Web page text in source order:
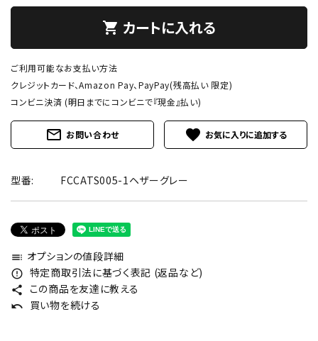
shopping_cart カートに入れる
ご利用可能なお支払い方法
クレジットカード、Amazon Pay、PayPay(残高払い 限定)
コンビニ決済 (明日までにコンビニで『現金』払い)
mail_outline お問い合わせ favorite
型番: FCCATS005-1ヘザーグレー
toc オプションの値段詳細
error_outline 特定商取引法に基づく表記 (返品など)
share この商品を友達に教える
undo 買い物を続ける